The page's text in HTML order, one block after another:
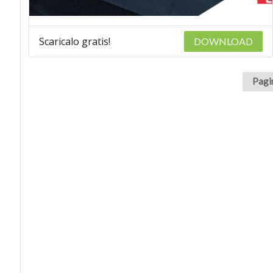
Scaricalo gratis! DOWNLOAD